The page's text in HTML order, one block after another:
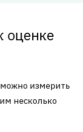
оценке
можно измерить
несколько